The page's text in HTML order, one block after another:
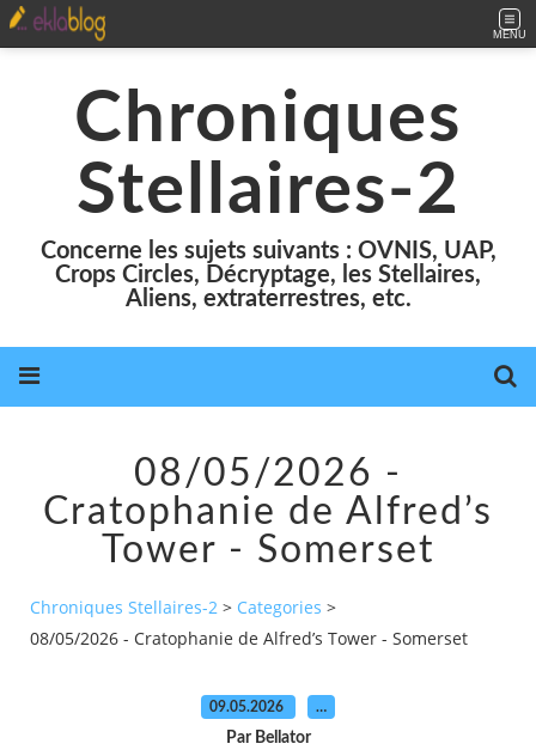
MENU
Chroniques
Stellaires-2
Concerne les sujets suivants : OVNIS, UAP,
Crops Circles, Décryptage, les Stellaires,
Aliens, extraterrestres, etc.
08/05/2026 -
Cratophanie de Alfred’s
Tower - Somerset
Chroniques Stellaires-2 > Categories >
08/05/2026 - Cratophanie de Alfred’s Tower - Somerset
09.05.2026 …
Par Bellator